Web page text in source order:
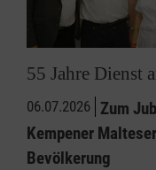
55 Jahre Dienst
06.07.2026 Zum
Kempener
Bevölkerung